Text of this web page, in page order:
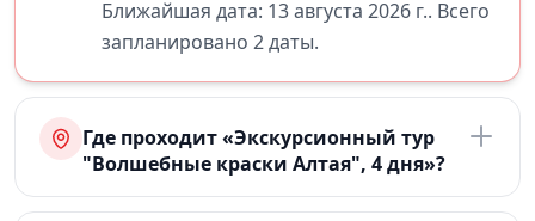
Ближайшая дата: 13 августа 2026 г.. Всего
запланировано 2 даты.
Где проходит «Экскурсионный тур
"Волшебные краски Алтая", 4 дня»?